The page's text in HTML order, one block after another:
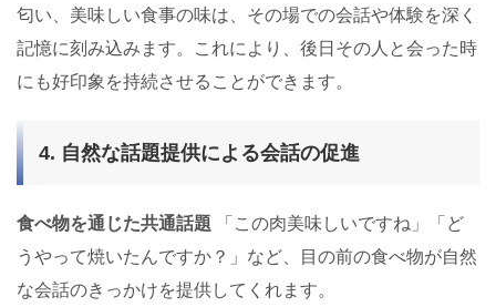
匂い、美味しい食事の味は、その場での会話や体験を深く
記憶に刻み込みます。これにより、後日その人と会った時
にも好印象を持続させることができます。
4. 自然な話題提供による会話の促進
食べ物を通じた共通話題 「この肉美味しいですね」「ど
うやって焼いたんですか？」など、目の前の食べ物が自然
な会話のきっかけを提供してくれます。